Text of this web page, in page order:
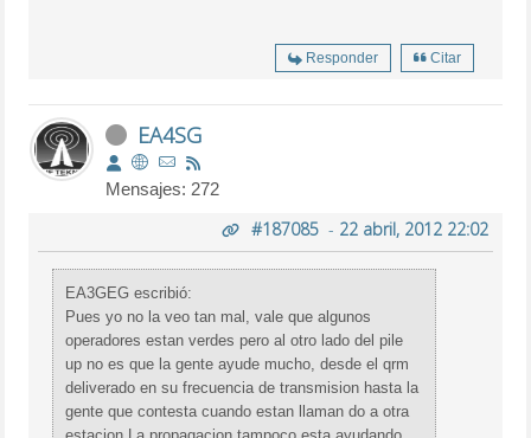
Responder Citar
EA4SG
Mensajes: 272
#187085- 22 abril, 2012 22:02
EA3GEG escribió:
Pues yo no la veo tan mal, vale que algunos
operadores estan verdes pero al otro lado del pile
up no es que la gente ayude mucho, desde el qrm
deliverado en su frecuencia de transmision hasta la
gente que contesta cuando estan llaman do a otra